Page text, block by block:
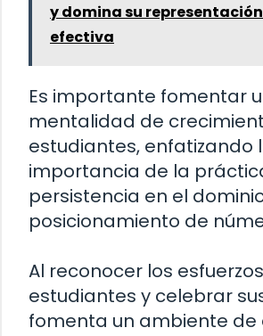
y domina su
efectiva
Es importante fomentar
mentalidad de
estudiantes, enfatizando
importancia de la
persistencia en el
posicionamiento de
Al reconocer los
estudiantes y celebrar
fomenta un ambiente de